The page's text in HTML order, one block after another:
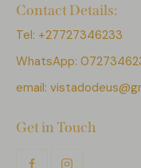
Contact Details:
Tel: +27727346233
WhatsApp:
email:
Get in Touch